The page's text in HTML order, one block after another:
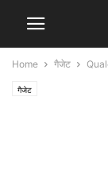
Home गैजेट
गैजेट